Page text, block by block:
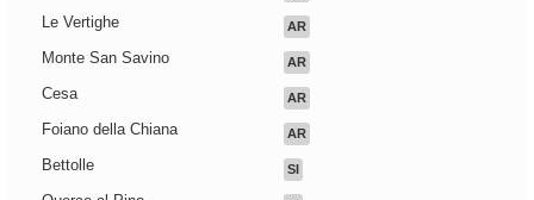
Le Vertighe AR
Monte San Savino AR
Cesa AR
Foiano della Chiana AR
Bettolle SI